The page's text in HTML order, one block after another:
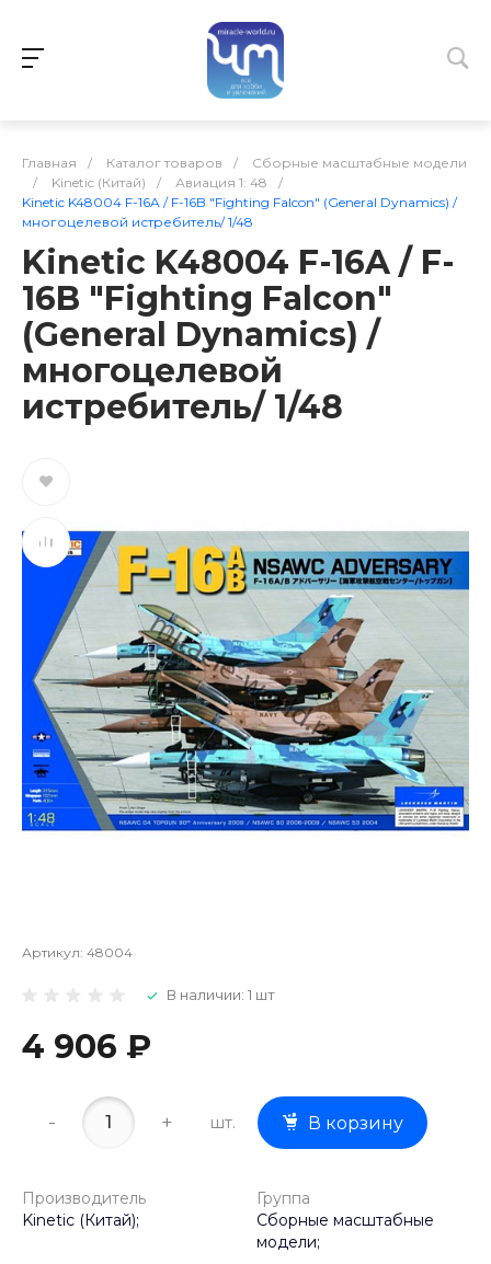
Главная / Каталог товаров /
Сборные масштабные модели
/
Kinetic (Китай) / Авиация 1: 48
/
Kinetic K48004 F-16A / F-16B "Fighting Falcon" (General Dynamics) /
многоцелевой истребитель/ 1/48
Kinetic K48004 F-16A / F-
16B "Fighting Falcon"
(General Dynamics) /
многоцелевой
истребитель/ 1/48
Артикул: 48004
В наличии: 1 шт
4 906 ₽
- + шт. В корзину
Производитель
Kinetic (Китай);
Группа
Сборные масштабные
модели;